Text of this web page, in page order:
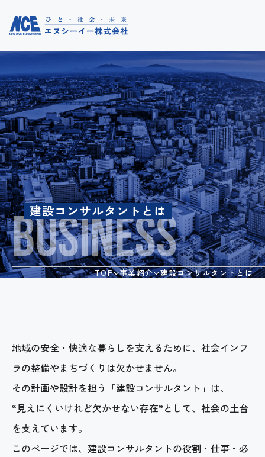
トップ
お知らせ
コラム
事業紹介
個人情報保護方針
BUSINESS
建設コンサルタントとは
TOP 事業紹介 建設コンサルタントとは
地域の安全・快適な暮らしを支えるために、社会インフ
ラの整備やまちづくりは欠かせません。
その計画や設計を担う「建設コンサルタント」は、
“見えにくいけれど欠かせない存在”として、社会の土台
を支えています。
このページでは、建設コンサルタントの役割・仕事・必